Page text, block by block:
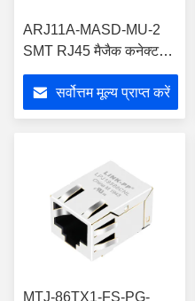
ARJ11A-MASD-MU-2
SMT RJ45 मैजैक कनेक्टर
10P10C 1x1 पोर्ट
LPJE1606DNL
सर्वोत्तम मूल्य प्राप्त करें
MTJ-86TX1-FS-PG-